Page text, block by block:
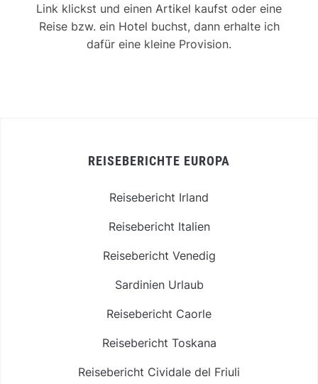
Link klickst und einen Artikel kaufst oder eine
Reise bzw. ein Hotel buchst, dann erhalte ich
dafür eine kleine Provision.
REISEBERICHTE EUROPA
Reisebericht Irland
Reisebericht Italien
Reisebericht Venedig
Sardinien Urlaub
Reisebericht Caorle
Reisebericht Toskana
Reisebericht Cividale del Friuli